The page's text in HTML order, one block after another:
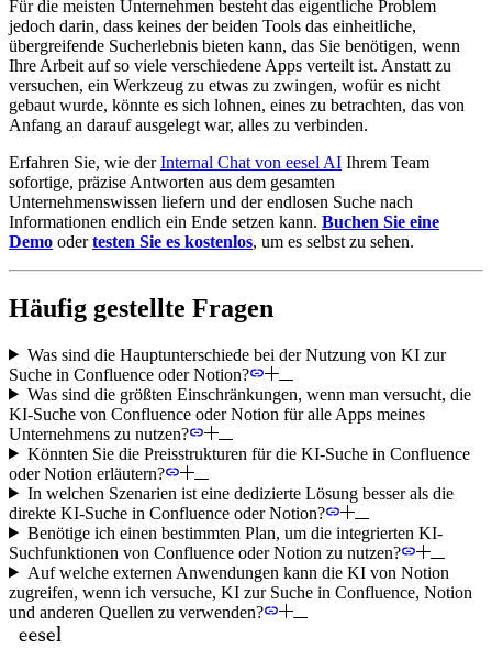
Für die meisten Unternehmen besteht das eigentliche Problem
jedoch darin, dass keines der beiden Tools das einheitliche,
übergreifende Sucherlebnis bieten kann, das Sie benötigen, wenn
Ihre Arbeit auf so viele verschiedene Apps verteilt ist. Anstatt zu
versuchen, ein Werkzeug zu etwas zu zwingen, wofür es nicht
gebaut wurde, könnte es sich lohnen, eines zu betrachten, das von
Anfang an darauf ausgelegt war, alles zu verbinden.
Erfahren Sie, wie derInternal Chat von eesel AI Ihrem Team
sofortige, präzise Antworten aus dem gesamten
Unternehmenswissen liefern und der endlosen Suche nach
Informationen endlich ein Ende setzen kann. Buchen Sie eine
Demo odertesten Sie es kostenlos, um es selbst zu sehen.
Häufig gestellte Fragen
Was sind die Hauptunterschiede bei der Nutzung von KI zur
Suche in Confluence oder Notion?
Was sind die größten Einschränkungen, wenn man versucht, die
KI-Suche von Confluence oder Notion für alle Apps meines
Unternehmens zu nutzen?
Könnten Sie die Preisstrukturen für die KI-Suche in Confluence
oder Notion erläutern?
In welchen Szenarien ist eine dedizierte Lösung besser als die
direkte KI-Suche in Confluence oder Notion?
Benötige ich einen bestimmten Plan, um die integrierten KI-
Suchfunktionen von Confluence oder Notion zu nutzen?
Auf welche externen Anwendungen kann die KI von Notion
zugreifen, wenn ich versuche, KI zur Suche in Confluence, Notion
und anderen Quellen zu verwenden?